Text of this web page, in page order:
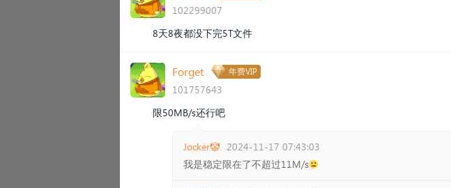
102299007
8天8夜都没下完5T文件
Forget 年费VIP
101757643
限50MB/s还行吧
Jocker🤡 2024-11-17 07:43:03
我是稳定限在了不超过11M/s😑